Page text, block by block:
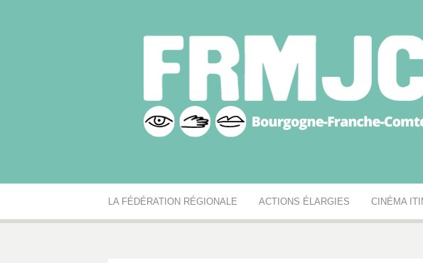
Fédération régionale
LA FÉDÉRATION RÉGIONALE ACTIONS ÉLARGIES CINÉMA